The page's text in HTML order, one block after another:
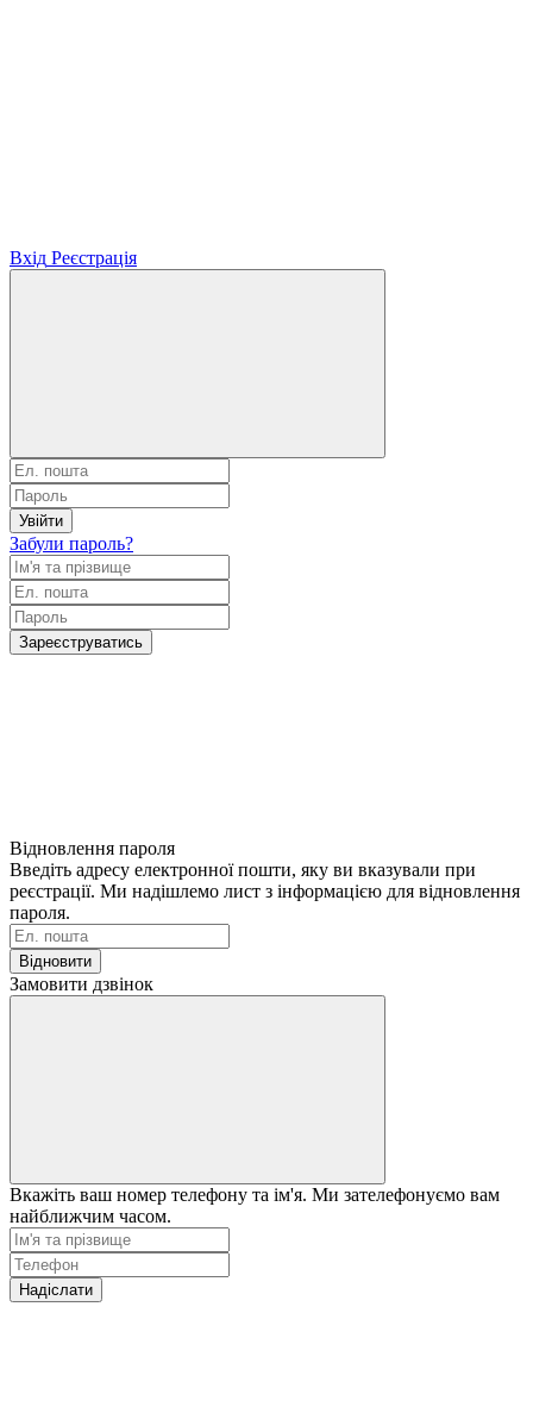
Вхід Реєстрація
Увійти
Забули пароль?
Зареєструватись
Відновлення пароля
Введіть адресу електронної пошти, яку ви вказували при
реєстрації. Ми надішлемо лист з інформацією для відновлення
пароля.
Відновити
Замовити дзвінок
Вкажіть ваш номер телефону та ім'я. Ми зателефонуємо вам
найближчим часом.
Надіслати